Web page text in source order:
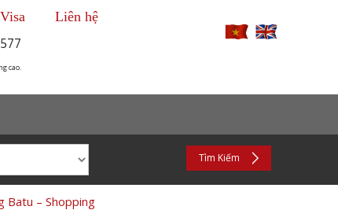
cao.
Liên hệ
Tìm Kiếm
Batu – Shopping